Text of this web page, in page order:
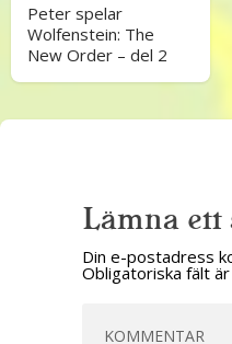
Peter spelar
Wolfenstein: The
New Order – del 2
Lämna ett
Din e-postadress
Obligatoriska fält